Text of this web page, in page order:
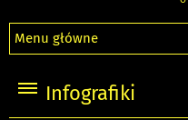
Menu główne
Infografiki